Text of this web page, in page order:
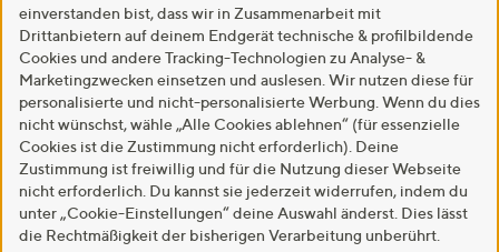
einverstanden bist, dass wir in Zusammenarbeit mit
Drittanbietern auf deinem Endgerät technische & profilbildende
Cookies und andere Tracking-Technologien zu Analyse- &
Marketingzwecken einsetzen und auslesen. Wir nutzen diese für
personalisierte und nicht-personalisierte Werbung. Wenn du dies
nicht wünschst, wähle „Alle Cookies ablehnen“ (für essenzielle
Cookies ist die Zustimmung nicht erforderlich). Deine
Zustimmung ist freiwillig und für die Nutzung dieser Webseite
nicht erforderlich. Du kannst sie jederzeit widerrufen, indem du
unter „Cookie-Einstellungen“ deine Auswahl änderst. Dies lässt
die Rechtmäßigkeit der bisherigen Verarbeitung unberührt.